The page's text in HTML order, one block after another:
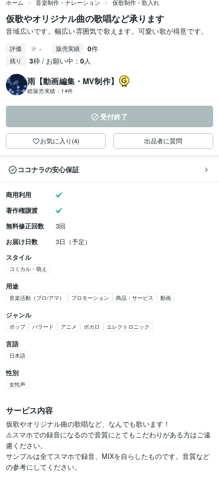
ホーム 音楽制作・ナレーション 仮歌制作・歌入れ
仮歌やオリジナル曲の歌唱など承ります
音域広いです。幅広い雰囲気で歌えます。可愛い歌が得意です。
評価 - 販売実績 0件
残り 3枠 / お願い中： 0人
雨【動画編集・MV制作】
総販売実績： 14件
受付終了
お気に入り(4) 出品者に質問
ココナラの安心保証
商用利用
著作権譲渡
無料修正回数
3回
お届け日数
3日（予定）
スタイル
コミカル・萌え
用途
音楽活動（プロ/アマ） プロモーション 商品・サービス 動画
ジャンル
ポップ バラード アニメ ボカロ エレクトロニック
言語
日本語
性別
女性声
サービス内容
仮歌やオリジナル曲の歌唱など、なんでも歌います！
⚠️スマホでの録音になるので音質にとてもこだわりがある方はご遠
慮ください。
サンプルは全てスマホで録音、MIXを自らしたものです。音質など
の参考にしてください。